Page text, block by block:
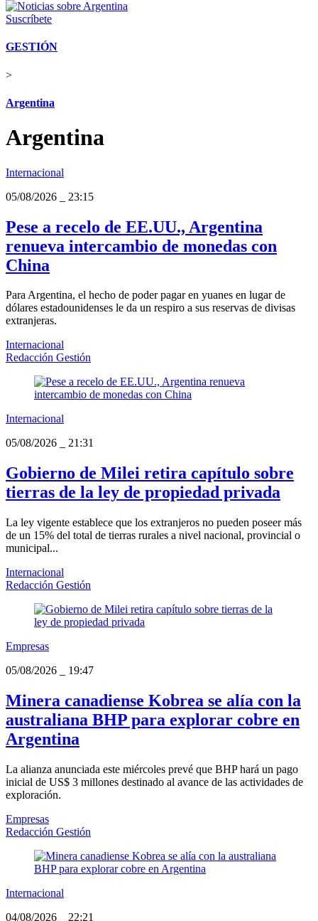
Suscríbete
GESTIÓN
>
Argentina
Argentina
Internacional
05/08/2026
23:15
Pese a recelo de EE.UU., Argentina
renueva intercambio de monedas con
China
Para Argentina, el hecho de poder pagar en yuanes en lugar de
dólares estadounidenses le da un respiro a sus reservas de divisas
extranjeras.
Internacional
Redacción Gestión
Internacional
05/08/2026
21:31
Gobierno de Milei retira capítulo sobre
tierras de la ley de propiedad privada
La ley vigente establece que los extranjeros no pueden poseer más
de un 15% del total de tierras rurales a nivel nacional, provincial o
municipal...
Internacional
Redacción Gestión
Empresas
05/08/2026
19:47
Minera canadiense Kobrea se alía con la
australiana BHP para explorar cobre en
Argentina
La alianza anunciada este miércoles prevé que BHP hará un pago
inicial de US$ 3 millones destinado al avance de las actividades de
exploración.
Empresas
Redacción Gestión
Internacional
04/08/2026
22:21